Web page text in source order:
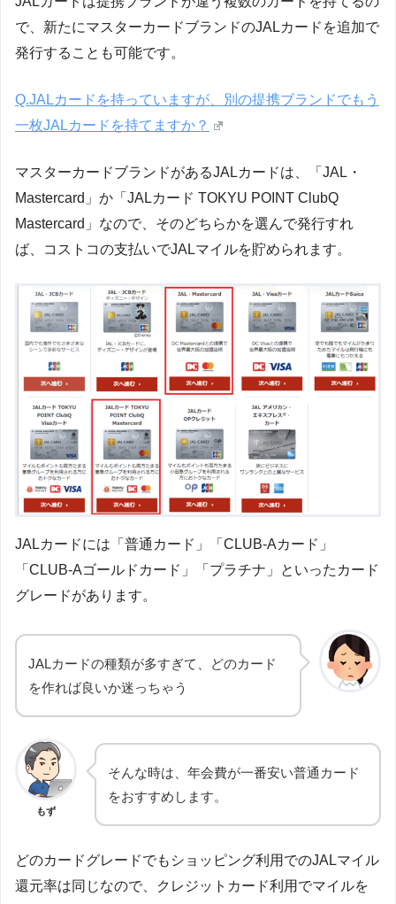
で、新たにマスターカードブランドのJALカードを追加で
発行することも可能です。
Q.JALカードを持っていますが、別の提携ブランドでもう
一枚JALカードを持てますか？
マスターカードブランドがあるJALカードは、「JAL・
Mastercard」か「JALカード TOKYU POINT ClubQ
Mastercard」なので、そのどちらかを選んで発行すれ
ば、コストコの支払いでJALマイルを貯められます。
JALカードには「普通カード」「CLUB-Aカード」
「CLUB-Aゴールドカード」「プラチナ」といったカード
グレードがあります。
JALカードの種類が多すぎて、どのカード
を作れば良いか迷っちゃう
もず
そんな時は、年会費が一番安い普通カード
をおすすめします。
どのカードグレードでもショッピング利用でのJALマイル
還元率は同じなので、クレジットカード利用でマイルを